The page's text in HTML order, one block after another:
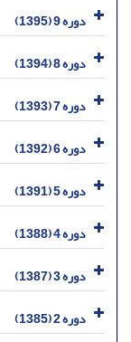
دوره 9 (1395)
دوره 8 (1394)
دوره 7 (1393)
دوره 6 (1392)
دوره 5 (1391)
دوره 4 (1388)
دوره 3 (1387)
دوره 2 (1385)